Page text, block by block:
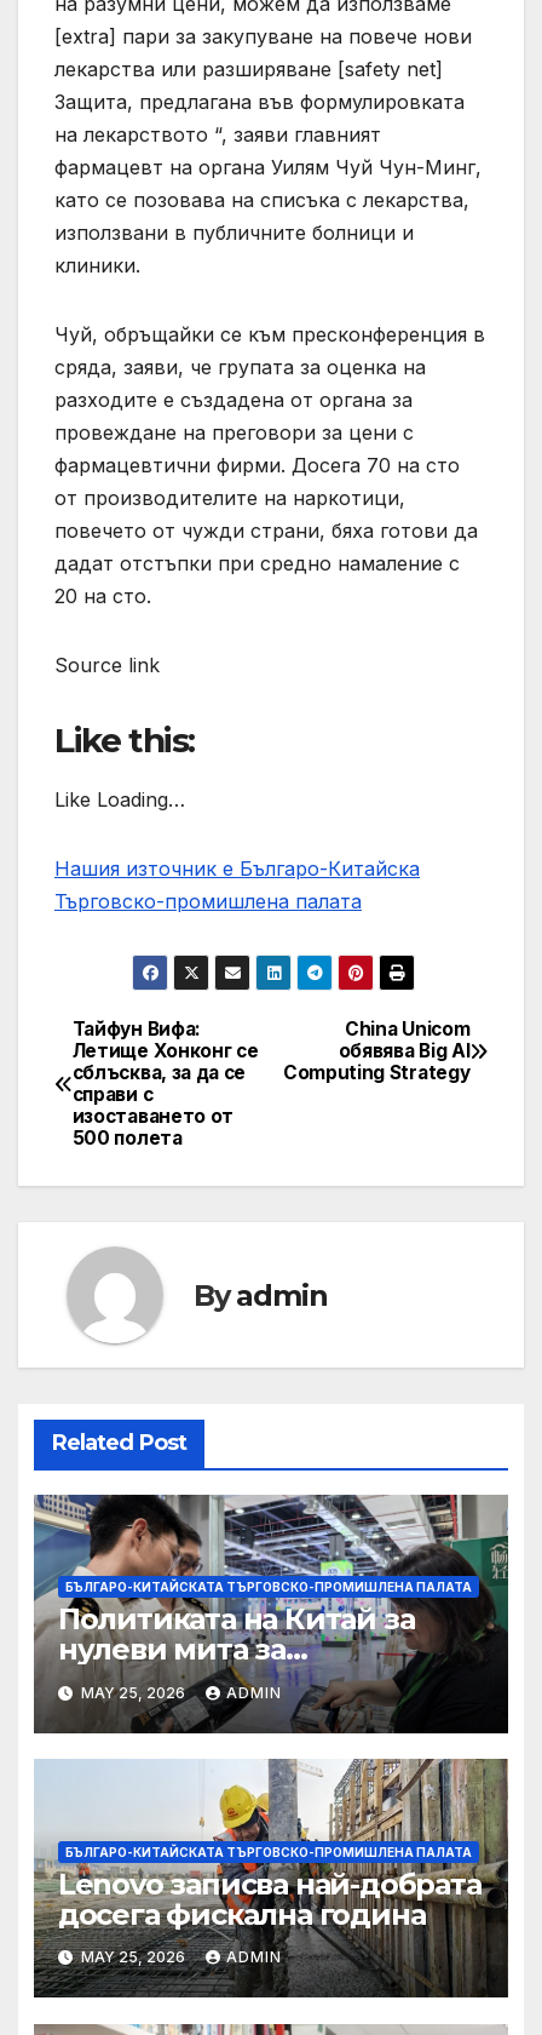
[extra] пари за закупуване на повече нови
лекарства или разширяване [safety net]
Защита, предлагана във формулировката
на лекарството “, заяви главният
фармацевт на органа Уилям Чуй Чун-Минг,
като се позовава на списъка с лекарства,
използвани в публичните болници и
клиники.
Чуй, обръщайки се към пресконференция в
сряда, заяви, че групата за оценка на
разходите е създадена от органа за
провеждане на преговори за цени с
фармацевтични фирми. Досега 70 на сто
от производителите на наркотици,
повечето от чужди страни, бяха готови да
дадат отстъпки при средно намаление с
20 на сто.
Source link
Like this:
Like Loading…
Нашия източник е Българо-Китайска
Търговско-промишлена палaта
Post
navigation
China Unicom
обявява Big AI
Computing Strategy
Тайфун Вифа:
Летище Хонконг се
сблъсква, за да се
справи с
изоставането от
500 полета
Byadmin
Related Post
БЪЛГАРО-КИТАЙСКАТА ТЪРГОВСКО-ПРОМИШЛЕНА ПАЛАТА
Политиката на Китай за
нулеви мита за
африканските страни е от
полза за кафе индустрията
MAY 25, 2026 ADMIN
БЪЛГАРО-КИТАЙСКАТА ТЪРГОВСКО-ПРОМИШЛЕНА ПАЛАТА
Lenovo записва най-добрата
досега фискална година
MAY 25, 2026 ADMIN